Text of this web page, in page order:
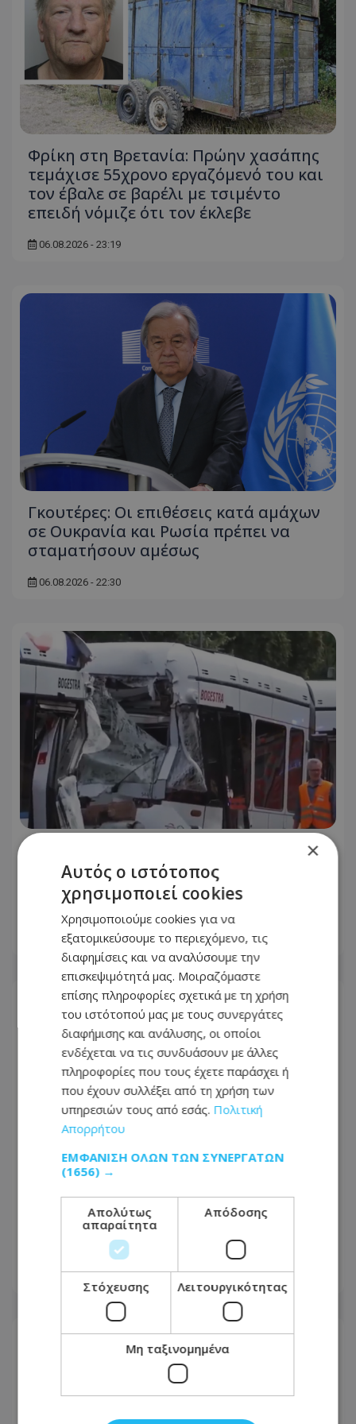
Φρίκη στη Βρετανία: Πρώην χασάπης
τεμάχισε 55χρονο εργαζόμενό του και
τον έβαλε σε βαρέλι με τσιμέντο
επειδή νόμιζε ότι τον έκλεβε
06.08.2026 - 23:19
Γκουτέρες: Οι επιθέσεις κατά αμάχων
σε Ουκρανία και Ρωσία πρέπει να
σταματήσουν αμέσως
06.08.2026 - 22:30
τραμ κοντά στο γήπεδο της Σάλκε στη
Γερμανία, τουλάχιστον 25
τραυματίες, οι επτά σοβαρά
06.08.2026 - 21:19
Στενά του Ορμούζ: «Μπλόκο» σε πλοία
των ΗΠΑ και του Ισραήλ εξετάζει το
06.08.2026 - 20:24
×
Αυτός ο ιστότοπος
χρησιμοποιεί cookies
Χρησιμοποιούμε cookies για να
εξατομικεύσουμε το περιεχόμενο, τις
διαφημίσεις και να αναλύσουμε την
επισκεψιμότητά μας. Μοιραζόμαστε
επίσης πληροφορίες σχετικά με τη χρήση
του ιστότοπού μας με τους συνεργάτες
διαφήμισης και ανάλυσης, οι οποίοι
ενδέχεται να τις συνδυάσουν με άλλες
πληροφορίες που τους έχετε παράσχει ή
που έχουν συλλέξει από τη χρήση των
υπηρεσιών τους από εσάς. Πολιτική
Απορρήτου
ΕΜΦΆΝΙΣΗ ΌΛΩΝ ΤΩΝ ΣΥΝΕΡΓΑΤΏΝ
(1656) →
Απολύτως
απαραίτητα
Απόδοσης
Στόχευσης Λειτουργικότητας
Μη ταξινομημένα